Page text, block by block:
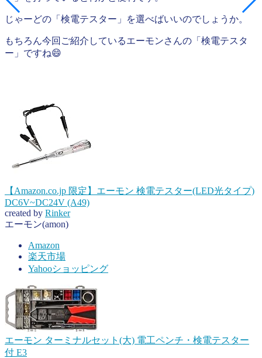
じゃーどの「検電テスター」を選べばいいのでしょうか。
もちろん今回ご紹介しているエーモンさんの「検電テスタ
ー」ですね😄
【Amazon.co.jp 限定】エーモン 検電テスター(LED光タイプ)
DC6V~DC24V (A49)
created by Rinker
エーモン(amon)
Amazon
楽天市場
Yahooショッピング
エーモン ターミナルセット(大) 電工ペンチ・検電テスター
付 E3